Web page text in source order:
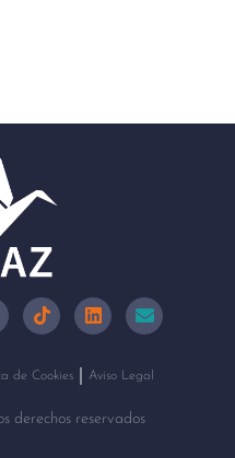
de Cookies Aviso Legal
derechos reservados